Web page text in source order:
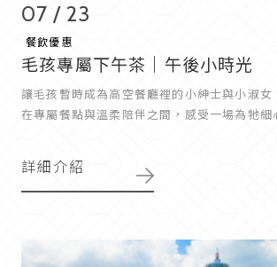
07 / 23
餐飲優惠
毛孩專屬下午茶｜午後小時光
讓毛孩暫時成為高空餐廳裡的小紳士與小淑女
在專屬餐點與溫柔陪伴之間，感受一場為牠細
詳細介紹